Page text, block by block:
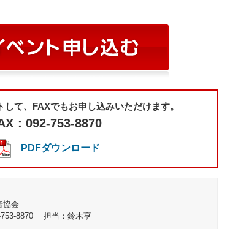
て、FAXでもお申し込みいただけます。
：092-753-8870
PDFダウンロード
協会
8870 担当：鈴木亨